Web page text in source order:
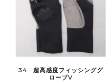
34 超高感度フィッシンググ
ローブV